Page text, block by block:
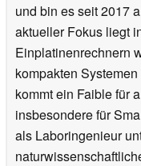
und bin es seit 2017
aktueller Fokus liegt
Einplatinenrechnern
kompakten
kommt ein Faible für
insbesondere für
als Laboringenieur